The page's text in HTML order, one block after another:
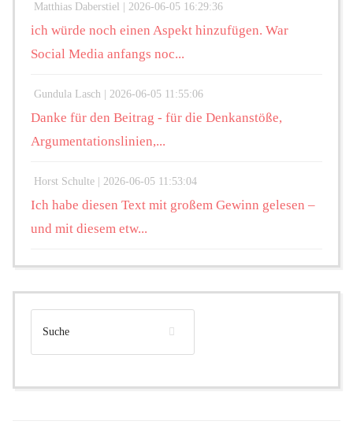
Matthias Daberstiel | 2026-06-05 16:29:36
ich würde noch einen Aspekt hinzufügen. War
Social Media anfangs noc...
Gundula Lasch | 2026-06-05 11:55:06
Danke für den Beitrag - für die Denkanstöße,
Argumentationslinien,...
Horst Schulte | 2026-06-05 11:53:04
Ich habe diesen Text mit großem Gewinn gelesen –
und mit diesem etw...